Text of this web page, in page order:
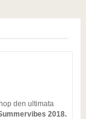
den ultimata
2018.